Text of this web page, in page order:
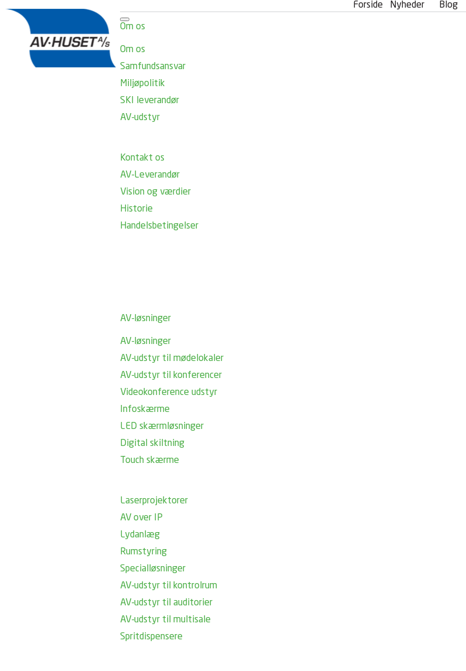
Forside Nyheder Blog
Om os
Om os
Samfundsansvar
Miljøpolitik
SKI leverandør
AV-udstyr
Kontakt os
AV-Leverandør
Vision og værdier
Historie
Handelsbetingelser
AV-løsninger
AV-løsninger
AV-udstyr til mødelokaler
AV-udstyr til konferencer
Videokonference udstyr
Infoskærme
LED skærmløsninger
Digital skiltning
Touch skærme
Laserprojektorer
AV over IP
Lydanlæg
Rumstyring
Specialløsninger
AV-udstyr til kontrolrum
AV-udstyr til auditorier
AV-udstyr til multisale
Spritdispensere